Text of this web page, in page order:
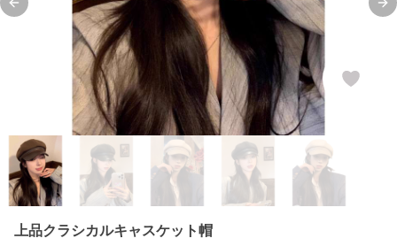
Previous slide
上品クラシカルキャスケット帽